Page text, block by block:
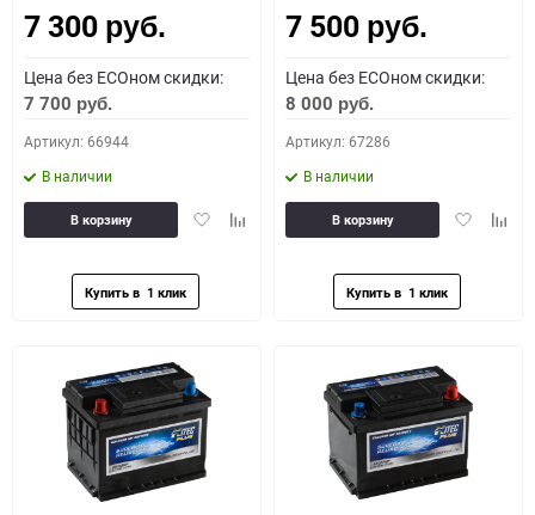
7 300 руб.
Цена без ECOном скидки:
7 700 руб.
Артикул: 66944
В наличии
ДобавитьДобавить
В корзину
7 500 руб.
Цена без ECOном скидки:
8 000 руб.
Артикул: 67286
В наличии
Добавить
В корзину